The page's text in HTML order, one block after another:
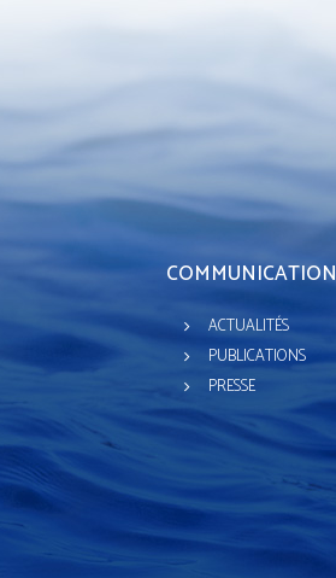
COMMUNICATION
ACTUALITÉS
PUBLICATIONS
PRESSE